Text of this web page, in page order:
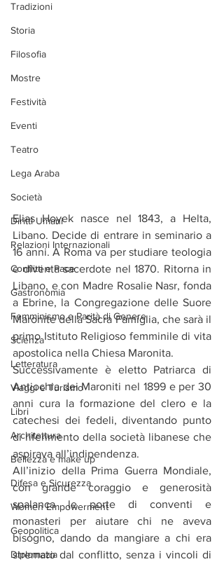
Tradizioni
Storia
Filosofia
Mostre
Festività
Eventi
Teatro
Lega Araba
Società
Diritti Umani
Relazioni Internazionali
Conflitti e Pace
Gastronomia
Femminismo e Parità di Genere
Scienza
Letteratura
Viaggi e Turismo
Libri
Architettura
Bellezza e make up
Difesa e Sicurezza
Women Empowerment
Geopolitica
Diplomazia
Elias Hoyek nasce nel 1843, a Helta,
Libano. Decide di entrare in seminario a
16 anni. A Roma va per studiare teologia
e diventa sacerdote nel 1870. Ritorna in
Libano, e con Madre Rosalie Nasr, fonda
a Ebrine, la Congregazione delle Suore
Maronite della Sacra Famiglia, che sarà il
primo Istituto Religioso femminile di vita
apostolica nella Chiesa Maronita.
Successivamente è eletto Patriarca di
Antiochia dei Maroniti nel 1899 e per 30
anni cura la formazione del clero e la
catechesi dei fedeli, diventando punto
di riferimento della società libanese che
aspirava all’indipendenza.
All’inizio della Prima Guerra Mondiale,
con grande coraggio e generosità
spalanca le porte di conventi e
monasteri per aiutare chi ne aveva
bisogno, dando da mangiare a chi era
stremato dal conflitto, senza i vincoli di